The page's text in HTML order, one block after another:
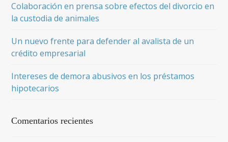
Colaboración en prensa sobre efectos del divorcio en
la custodia de animales
Un nuevo frente para defender al avalista de un
crédito empresarial
Intereses de demora abusivos en los préstamos
hipotecarios
Comentarios recientes